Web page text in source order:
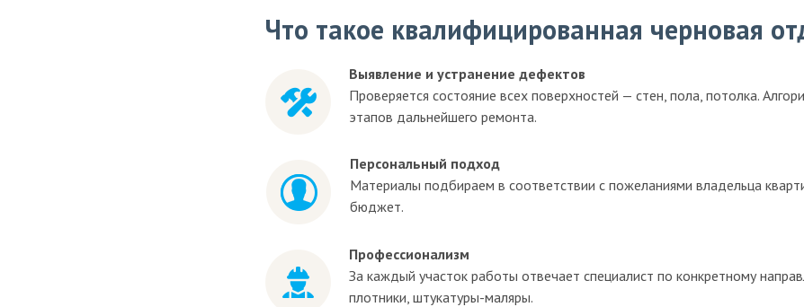
Что такое квалифицированная черновая
Выявление и устранение дефектов
Проверяется состояние всех поверхностей — стен, пола, потолка.
этапов дальнейшего ремонта.
Персональный подход
Материалы подбираем в соответствии с пожеланиями владельца
бюджет.
Профессионализм
За каждый участок работы отвечает специалист по конкретному
плотники, штукатуры-маляры.